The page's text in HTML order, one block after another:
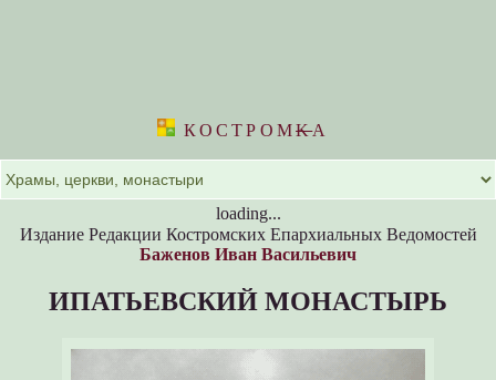
КОСТРОМKА
loading...
Издание Редакции Костромских Епархиальных Ведомостей
Баженов Иван Васильевич
ИПАТЬЕВСКИЙ МОНАСТЫРЬ